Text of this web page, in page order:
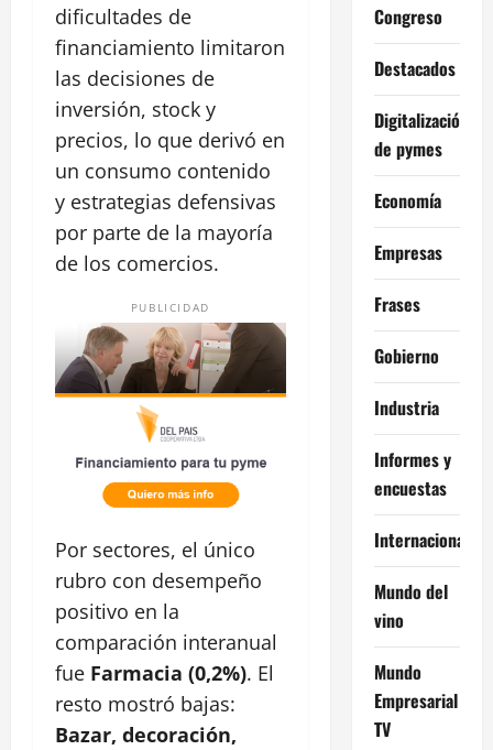
dificultades de
financiamiento limitaron
las decisiones de
inversión, stock y
precios, lo que derivó en
un consumo contenido
y estrategias defensivas
por parte de la mayoría
de los comercios.
PUBLICIDAD
Por sectores, el único
rubro con desempeño
positivo en la
comparación interanual
fue Farmacia (0,2%). El
resto mostró bajas:
Bazar, decoración,
Congreso
Destacados
Digitalización
de pymes
Economía
Empresas
Frases
Gobierno
Industria
Informes y
encuestas
Internacional
Mundo del
vino
Mundo
Empresarial
TV